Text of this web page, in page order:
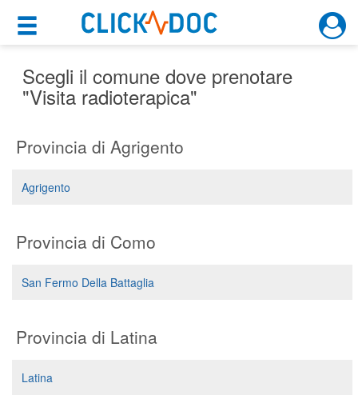
×
Motore di ricerca
×
Cosa possiamo offrirti
Prenota una visita
Ricerca specialisti
(su medicitalia.it)
Per gli specialisti
Planner e rubrica in cloud
Segreteria virtuale
Scegli il comune dove prenotare
"Visita radioterapica"
Provincia di Agrigento
Agrigento
Provincia di Como
San Fermo Della Battaglia
Provincia di Latina
Latina